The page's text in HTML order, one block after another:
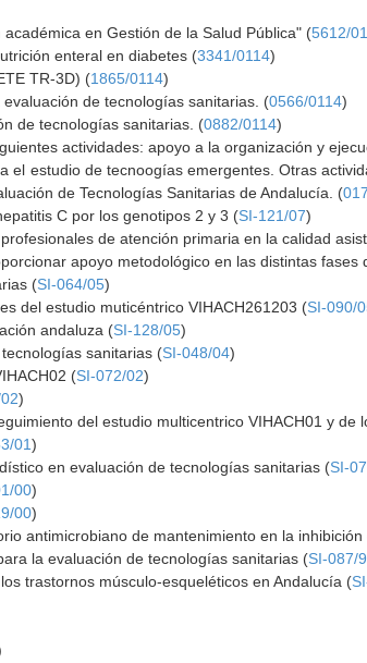
en Gestión de la Salud Pública" (5612/
enteral en diabetes (3341/0114)
TR-3D) (1865/0114)
de tecnologías sanitarias. (0566/0114)
de tecnologías sanitarias. (0882/0114)
actividades: apoyo a la organización y
el estudio de tecnoogías emergentes. Otras
de Tecnologías Sanitarias de Andalucía. (
C por los genotipos 2 y 3 (SI-121/07)
de atención primaria en la calidad
apoyo metodológico en las distintas fases
(SI-064/05)
del estudio muticéntrico VIHACH261203 (SI-090/
andaluza (SI-128/05)
sanitarias (SI-048/04)
(SI-072/02)
)
del estudio multicentrico VIHACH01 y de
01)
en evaluación de tecnologías sanitarias (SI-
00)
00)
antimicrobiano de mantenimiento en la
la evaluación de tecnologías sanitarias (SI-087/
trastornos músculo-esqueléticos en Andalucía (